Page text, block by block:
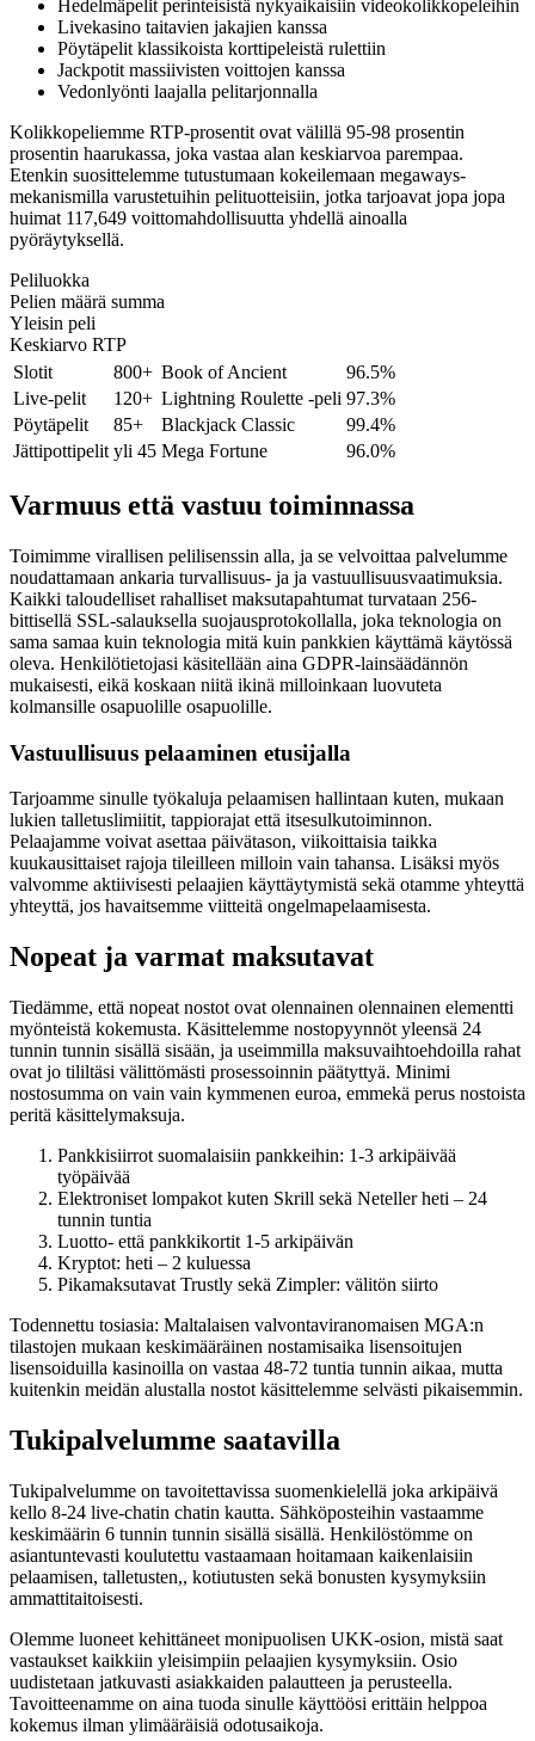
Hedelmäpelit perinteisistä nykyaikaisiin videokolikkopeleihin
Livekasino taitavien jakajien kanssa
Pöytäpelit klassikoista korttipeleistä rulettiin
Jackpotit massiivisten voittojen kanssa
Vedonlyönti laajalla pelitarjonnalla
Kolikkopeliemme RTP-prosentit ovat välillä 95-98 prosentin
prosentin haarukassa, joka vastaa alan keskiarvoa parempaa.
Etenkin suosittelemme tutustumaan kokeilemaan megaways-
mekanismilla varustetuihin pelituotteisiin, jotka tarjoavat jopa jopa
huimat 117,649 voittomahdollisuutta yhdellä ainoalla
pyöräytyksellä.
Peliluokka
Pelien määrä summa
Yleisin peli
Keskiarvo RTP
Slotit
800+ Book of Ancient
96.5%
Live-pelit
120+ Lightning Roulette -peli 97.3%
Pöytäpelit
85+ Blackjack Classic
99.4%
Jättipottipelit yli 45 Mega Fortune 96.0%
Varmuus että vastuu toiminnassa
Toimimme virallisen pelilisenssin alla, ja se velvoittaa palvelumme
noudattamaan ankaria turvallisuus- ja ja vastuullisuusvaatimuksia.
Kaikki taloudelliset rahalliset maksutapahtumat turvataan 256-
bittisellä SSL-salauksella suojausprotokollalla, joka teknologia on
sama samaa kuin teknologia mitä kuin pankkien käyttämä käytössä
oleva. Henkilötietojasi käsitellään aina GDPR-lainsäädännön
mukaisesti, eikä koskaan niitä ikinä milloinkaan luovuteta
kolmansille osapuolille osapuolille.
Vastuullisuus pelaaminen etusijalla
Tarjoamme sinulle työkaluja pelaamisen hallintaan kuten, mukaan
lukien talletuslimiitit, tappiorajat että itsesulkutoiminnon.
Pelaajamme voivat asettaa päivätason, viikoittaisia taikka
kuukausittaiset rajoja tileilleen milloin vain tahansa. Lisäksi myös
valvomme aktiivisesti pelaajien käyttäytymistä sekä otamme yhteyttä
yhteyttä, jos havaitsemme viitteitä ongelmapelaamisesta.
Nopeat ja varmat maksutavat
Tiedämme, että nopeat nostot ovat olennainen olennainen elementti
myönteistä kokemusta. Käsittelemme nostopyynnöt yleensä 24
tunnin tunnin sisällä sisään, ja useimmilla maksuvaihtoehdoilla rahat
ovat jo tililtäsi välittömästi prosessoinnin päätyttyä. Minimi
nostosumma on vain vain kymmenen euroa, emmekä perus nostoista
peritä käsittelymaksuja.
Pankkisiirrot suomalaisiin pankkeihin: 1-3 arkipäivää
työpäivää
Elektroniset lompakot kuten Skrill sekä Neteller heti – 24
tunnin tuntia
Luotto- että pankkikortit 1-5 arkipäivän
Kryptot: heti – 2 kuluessa
Pikamaksutavat Trustly sekä Zimpler: välitön siirto
Todennettu tosiasia: Maltalaisen valvontaviranomaisen MGA:n
tilastojen mukaan keskimääräinen nostamisaika lisensoitujen
lisensoiduilla kasinoilla on vastaa 48-72 tuntia tunnin aikaa, mutta
kuitenkin meidän alustalla nostot käsittelemme selvästi pikaisemmin.
Tukipalvelumme saatavilla
Tukipalvelumme on tavoitettavissa suomenkielellä joka arkipäivä
kello 8-24 live-chatin chatin kautta. Sähköposteihin vastaamme
keskimäärin 6 tunnin tunnin sisällä sisällä. Henkilöstömme on
asiantuntevasti koulutettu vastaamaan hoitamaan kaikenlaisiin
pelaamisen, talletusten,, kotiutusten sekä bonusten kysymyksiin
ammattitaitoisesti.
Olemme luoneet kehittäneet monipuolisen UKK-osion, mistä saat
vastaukset kaikkiin yleisimpiin pelaajien kysymyksiin. Osio
uudistetaan jatkuvasti asiakkaiden palautteen ja perusteella.
Tavoitteenamme on aina tuoda sinulle käyttöösi erittäin helppoa
kokemus ilman ylimääräisiä odotusaikoja.